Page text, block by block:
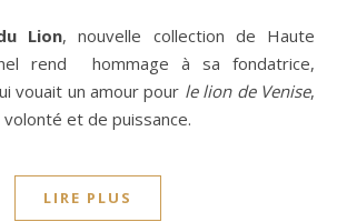
Lion, nouvelle collection de Haute
rend hommage à sa fondatrice,
vouait un amour pour le lion de Venise,
et de puissance.
LIRE PLUS